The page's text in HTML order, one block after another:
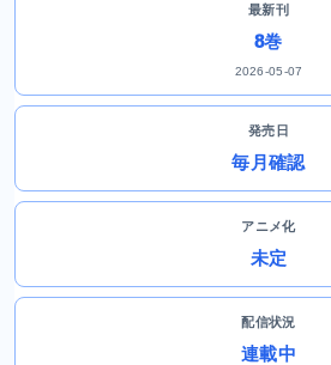
最新刊
8巻
2026-05-07
発売日
毎月確認
アニメ化
未定
配信状況
連載中